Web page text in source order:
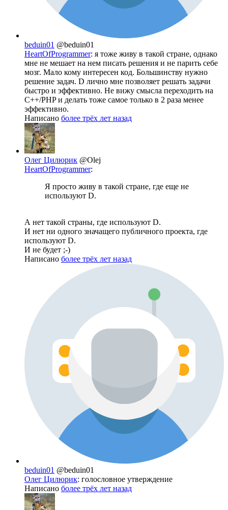
beduin01 @beduin01
HeartOfProgrammer: я тоже живу в такой стране, однако
мне не мешает на нем писать решения и не парить себе
мозг. Мало кому интересен код. Большинству нужно
решение задач. D лично мне позволяет решать задачи
быстро и эффективно. Не вижу смысла переходить на
С++/PHP и делать тоже самое только в 2 раза менее
эффективно.
Написано более трёх лет назад
Олег Цилюрик @Olej
HeartOfProgrammer:
Я просто живу в такой стране, где еще не
используют D.
А нет такой страны, где используют D.
И нет ни одного значащего публичного проекта, где
используют D.
И не будет ;-)
Написано более трёх лет назад
beduin01 @beduin01
Олег Цилюрик: голословное утверждение
Написано более трёх лет назад